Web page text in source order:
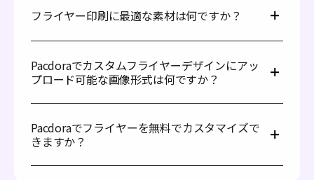
ントを使用しないようにしましょう。シンプルで明確なフ
ォントを選び、必要がない限り装飾的なスタイルは避けて
なサイズに設定する必要があります。
フライヤー印刷に最適な素材は何ですか？
かで、わずかに光沢がありすぎないので、洗練された印象
を与え、読みやすいです。多くの企業がシルク紙を使用し
ており、高品質で清潔感のある見た目を実現できます。ま
Pacdoraでカスタムフライヤーデザインにアッ
プロード可能な画像形式は何ですか？
JPG形式でアップロードできます。これらの形式は、高品
質な画像を提供し、ファイルサイズが小さいためアップロ
ードが容易です。さらに、印刷後も画像の鮮明さや彩度を
Pacdoraでフライヤーを無料でカスタマイズで
きますか？